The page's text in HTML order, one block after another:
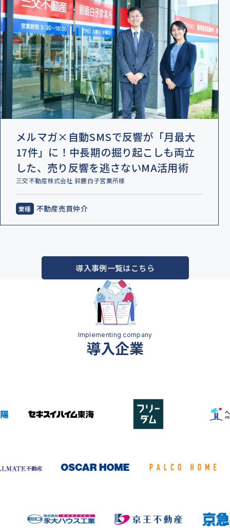
メルマガ×自動SMSで反響が「月最大
17件」に！中長期の掘り起こしも両立
した、売り反響を逃さないMA活用術
三交不動産株式会社 鈴鹿白子営業所様
不動産売買仲介
導入事例一覧はこちら
導入企業